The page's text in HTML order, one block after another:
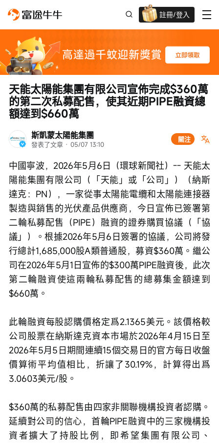
註冊/登入
迎新驚喜賞 股票/BTC等任你揀!
斯凱蒙太陽能集團
發表了文章 · 05/07 13:10
關注
天能太陽能集團有限公司宣佈完成$360萬
的第二次私募配售，使其近期PIPE融資總
額達到$660萬
中國寧波，2026年5月6日（環球新聞社）-- 天能太
陽能集團有限公司（「天能」或「公司」）（納斯
達克：PN），一家從事太陽能電纜和太陽能連接器
製造與銷售的光伏產品供應商，今日宣佈已簽署第
二輪私募配售（PIPE）融資的證券購買協議（「協
議」）。根據2026年5月6日簽署的協議，公司將發
行總計1,685,000股A類普通股，募資$360萬。繼公
司在2026年5月1日宣佈的$300萬PIPE融資後，此次
第二輪融資使這兩輪私募配售的總募集金額達到
$660萬。
此輪融資每股認購價格定爲2.1365美元。該價格較
公司股票在納斯達克資本市場於2026年4月15日至
2026年5月5日期間連續15個交易日的官方每日收盤
價算術平均值相比，折讓了30.19%，計算得出爲
3.0603美元/股。
$360萬的私募配售由四家非關聯機構投資者認購。
延續對公司的信心，首輪PIPE融資中的三家機構投
資者擴大了持股比例，即希望集團有限公司、